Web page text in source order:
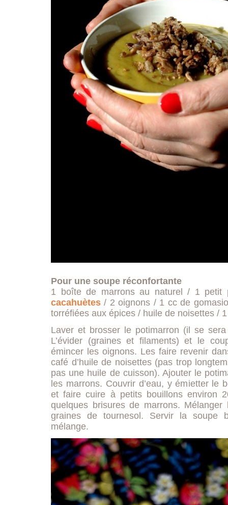
Pour une soupe réconfortante
1 boîte de marrons au naturel / 1
cacahuètes / 2 oignons / 1 cc de
torréfiées aux épices / huile de noisettes /
Laver et brosser le potimarron (il se
L’évider (graines et filaments) et le
émincer les oignons. Les faire revenir
café d’huile de noisettes (pas trop
pas une huile de cuisson). Ajouter le
les marrons. Couvrir d’eau, y émietter le
et faire cuire à petits bouillons environ
quelques brisures de marrons.
graines de tournesol. Servir la soupe
mélange.